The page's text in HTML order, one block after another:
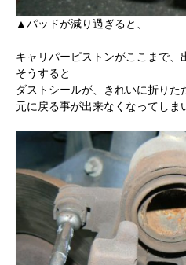
▲パッドが減り過ぎると、
キャリパーピストンがここまで、
そうすると
ダストシールが、きれいに折りた
元に戻る事が出来なくなってしま